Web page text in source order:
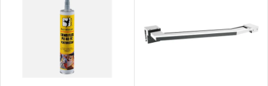
Nejprodávanější